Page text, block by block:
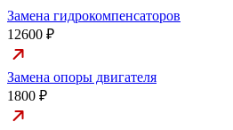
Замена гидрокомпенсаторов
12600 ₽
Замена опоры двигателя
1800 ₽